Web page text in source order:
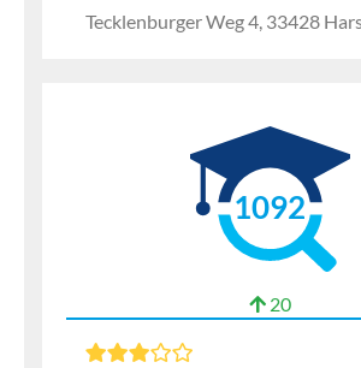
Tecklenburger Weg 4, 33428
1092
20